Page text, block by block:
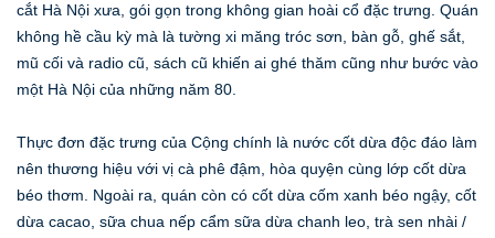
cắt Hà Nội xưa, gói gọn trong không gian hoài cổ đặc trưng. Quán
không hề cầu kỳ mà là tường xi măng tróc sơn, bàn gỗ, ghế sắt,
mũ cối và radio cũ, sách cũ khiến ai ghé thăm cũng như bước vào
một Hà Nội của những năm 80.
Thực đơn đặc trưng của Cộng chính là nước cốt dừa độc đáo làm
nên thương hiệu với vị cà phê đậm, hòa quyện cùng lớp cốt dừa
béo thơm. Ngoài ra, quán còn có cốt dừa cốm xanh béo ngậy, cốt
dừa cacao, sữa chua nếp cẩm sữa dừa chanh leo, trà sen nhài /